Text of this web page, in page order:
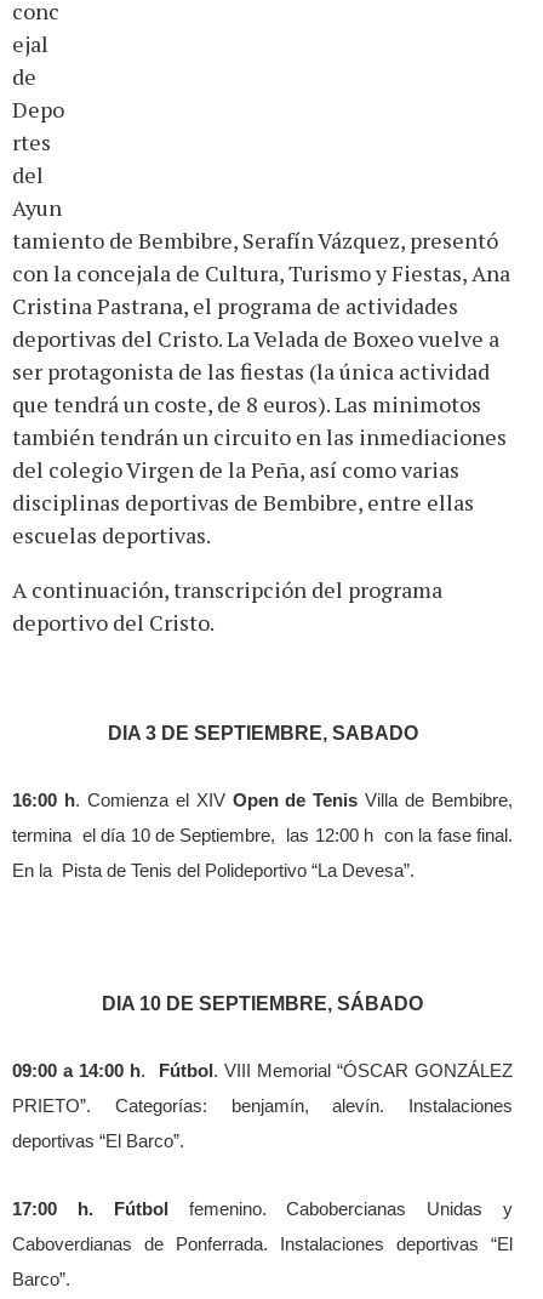
conc
ejal
de
Depo
rtes
del
Ayun
tamiento de Bembibre, Serafín Vázquez, presentó
con la concejala de Cultura, Turismo y Fiestas, Ana
Cristina Pastrana, el programa de actividades
deportivas del Cristo. La Velada de Boxeo vuelve a
ser protagonista de las fiestas (la única actividad
que tendrá un coste, de 8 euros). Las minimotos
también tendrán un circuito en las inmediaciones
del colegio Virgen de la Peña, así como varias
disciplinas deportivas de Bembibre, entre ellas
escuelas deportivas.
A continuación, transcripción del programa
deportivo del Cristo.
DIA 3 DE SEPTIEMBRE, SABADO
16:00 h. Comienza el XIV Open de Tenis Villa de Bembibre,
termina el día 10 de Septiembre, las 12:00 h con la fase final.
En la
Pista de Tenis del Polideportivo “La Devesa”.
DIA 10 DE SEPTIEMBRE, SÁBADO
09:00 a 14:00 h. Fútbol . VIII Memorial “ÓSCAR GONZÁLEZ
PRIETO”. Categorías: benjamín, alevín. Instalaciones
deportivas “El Barco”.
17:00 h. Fútbol
femenino. Cabobercianas Unidas y
Caboverdianas de Ponferrada. Instalaciones deportivas “El
Barco”.